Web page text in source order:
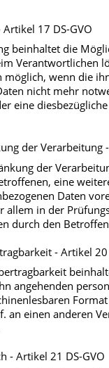
17 DS-GVO
beinhaltet die
Verantwortlichen
wenn die
nicht mehr
eine
der Verarbeitung
der
eine
Daten
allem in der
durch den
- Artikel 20
angehenden
an einen anderen
- Artikel 21 DS-GVO